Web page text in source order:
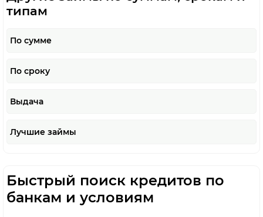
типам
По сумме
По сроку
Выдача
Лучшие займы
Быстрый поиск кредитов по
банкам и условиям